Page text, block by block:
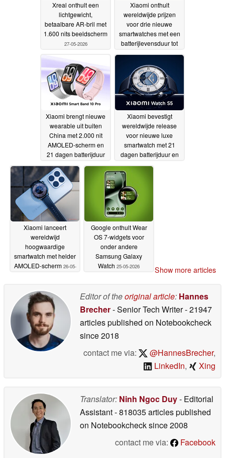
Xreal onthult een
lichtgewicht,
betaalbare AR-bril met
1.600 nits beeldscherm
27-05-2026
Xiaomi onthult
wereldwijde prijzen
voor drie nieuwe
smartwatches met een
batterijlevensduur tot
27-05-2026
Xiaomi brengt nieuwe
wearable uit buiten
China met 2.000 nit
AMOLED-scherm en
21 dagen batterijduur
26-05-2026
Xiaomi bevestigt
wereldwijde release
voor nieuwe luxe
smartwatch met 21
dagen batterijduur en
Xiaomi lanceert
wereldwijd
hoogwaardige
smartwatch met helder
AMOLED-scherm 26-05-
Google onthult Wear
OS 7-widgets voor
onder andere
Samsung Galaxy
Watch 25-05-2026 Show more articles
Editor of theoriginal article: Hannes
Brecher- Senior Tech Writer- 21947
articles published on Notebookcheck
since 2018
contact me via:
@HannesBrecher,
LinkedIn, Xing
Translator: Ninh Ngoc Duy- Editorial
Assistant- 818035 articles published
on Notebookchecksince 2008
contact me via:
Facebook